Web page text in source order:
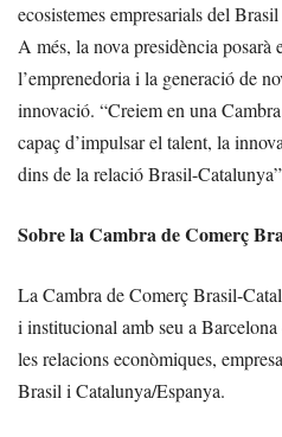
ecosistemes empresarials del
A més, la nova presidència posarà
l’emprenedoria i la generació de
innovació. “Creiem en una
capaç d’impulsar el talent, la
dins de la relació Brasil-
Sobre la Cambra de Comerç
La Cambra de Comerç Brasil-
i institucional amb seu a
les relacions econòmiques,
Brasil i Catalunya/Espanya.